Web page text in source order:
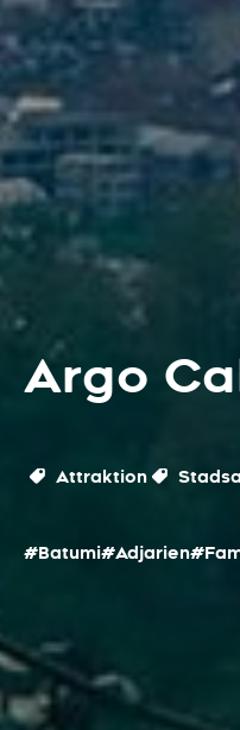
Argo
Attraktion
#Batumi#Adjarien